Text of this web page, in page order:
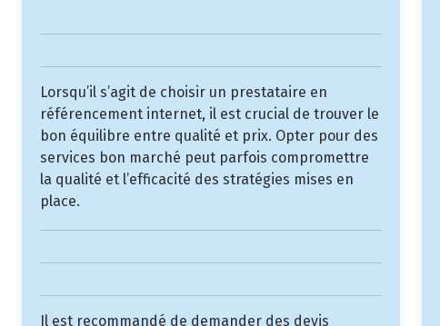
Lorsqu’il s’agit de choisir un prestataire en
référencement internet, il est crucial de trouver le
bon équilibre entre qualité et prix. Opter pour des
services bon marché peut parfois compromettre
la qualité et l’efficacité des stratégies mises en
place.
Il est recommandé de demander des devis